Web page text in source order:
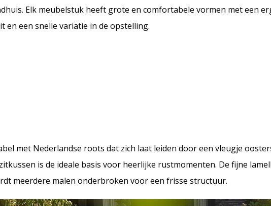
Elk meubelstuk heeft grote en comfortabele vormen met een
en een snelle variatie in de opstelling.
met Nederlandse roots dat zich laat leiden door een vleugje
is de ideale basis voor heerlijke rustmomenten. De fijne
meerdere malen onderbroken voor een frisse structuur.